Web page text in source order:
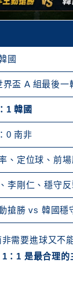
國
界盃 A 組最後一
1 韓國
0 南非
、定位球、前場
李剛仁、穩守
搶勝 vs 韓國穩
需要進球又不
1：1 是最合理的